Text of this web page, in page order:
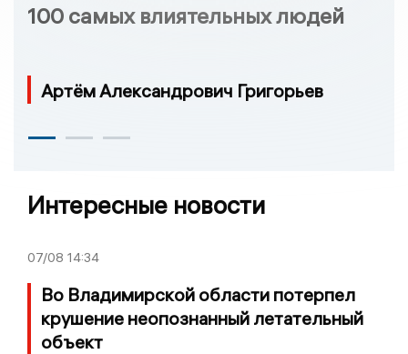
100 самых влиятельных людей
Артём Александрович Григорьев
Интересные новости
07/08 14:34
Во Владимирской области потерпел
крушение неопознанный летательный
объект